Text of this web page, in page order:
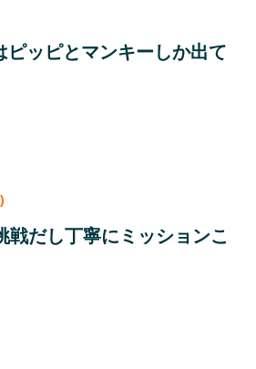
ピッピとマンキーしか出て
戦だし丁寧にミッションこ